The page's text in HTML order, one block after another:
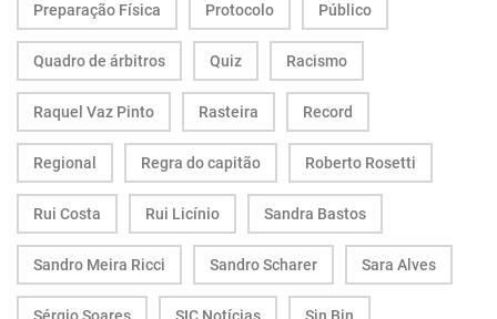
Preparação Física Protocolo Público
Quadro de árbitros Quiz Racismo
Raquel Vaz Pinto Rasteira Record
Regional Regra do capitão Roberto Rosetti
Rui Costa Rui Licínio Sandra Bastos
Sandro Meira Ricci Sandro Scharer Sara Alves